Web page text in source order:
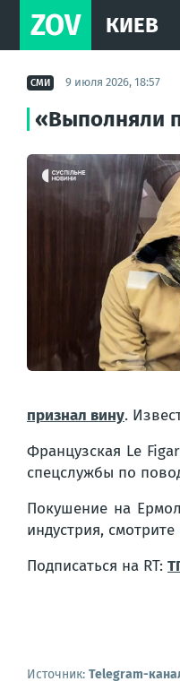
ZOV КИЕВ
СМИ 9 июля 2026, 18:57
«Выполняли
признал вину.
Французская Le
спецслужбы по
Покушение на
индустрия,
Подписаться на RT:
Источник: Telegram-